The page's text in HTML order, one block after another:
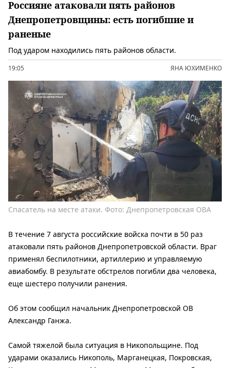
Россияне атаковали пять районов
Днепропетровщины: есть погибшие и
раненые
Под ударом находились пять районов области.
19:05 ЯНА ЮХИМЕНКО
Спасатель на месте атаки. Фото: Днепропетровская ОВА
В течение 7 августа российские войска почти в 50 раз
атаковали пять районов Днепропетровской области. Враг
применял беспилотники, артиллерию и управляемую
авиабомбу. В результате обстрелов погибли два человека,
еще шестеро получили ранения.
Об этом сообщил начальник Днепропетровской ОВ
Александр Ганжа.
Самой тяжелой была ситуация в Никопольщине. Под
ударами оказались Никополь, Марганецкая, Покровская,